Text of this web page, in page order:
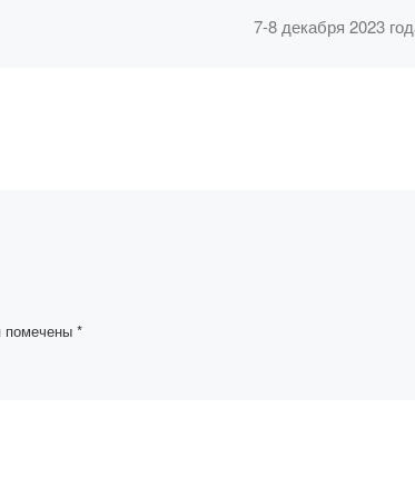
7-8 декабря 2023
помечены *